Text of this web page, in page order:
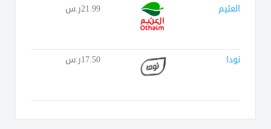
العثيم 21.99ر.س
نودا 17.50ر.س